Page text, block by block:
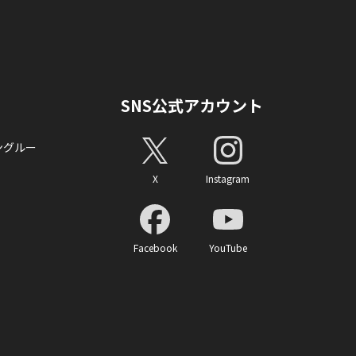
ルー
SNS公式アカウント
X Instagram
Facebook YouTube